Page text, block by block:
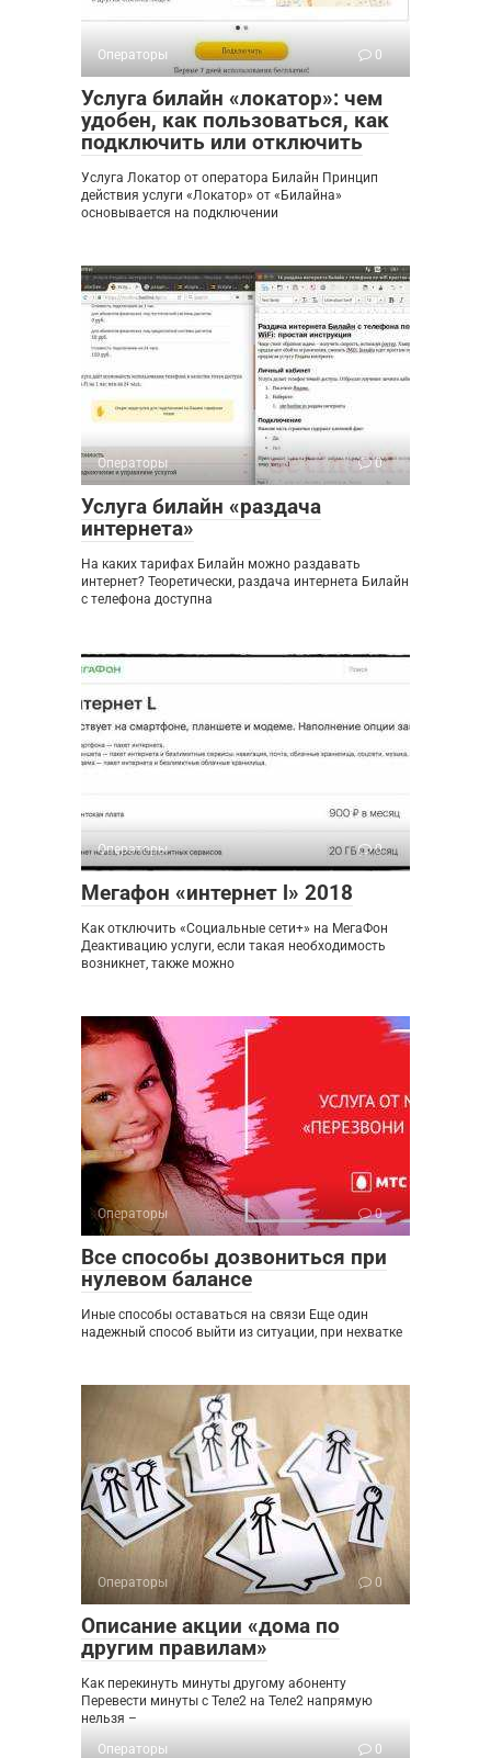
Операторы 0
Услуга билайн «локатор»: чем
удобен, как пользоваться, как
подключить или отключить
Услуга Локатор от оператора Билайн Принцип
действия услуги «Локатор» от «Билайна»
основывается на подключении
Операторы 0
Услуга билайн «раздача
интернета»
На каких тарифах Билайн можно раздавать
интернет? Теоретически, раздача интернета Билайн
с телефона доступна
Операторы 0
Мегафон «интернет l» 2018
Как отключить «Социальные сети+» на МегаФон
Деактивацию услуги, если такая необходимость
возникнет, также можно
Операторы 0
Все способы дозвониться при
нулевом балансе
Иные способы оставаться на связи Еще один
надежный способ выйти из ситуации, при нехватке
Операторы 0
Описание акции «дома по
другим правилам»
Как перекинуть минуты другому абоненту
Перевести минуты с Теле2 на Теле2 напрямую
нельзя –
Операторы
0